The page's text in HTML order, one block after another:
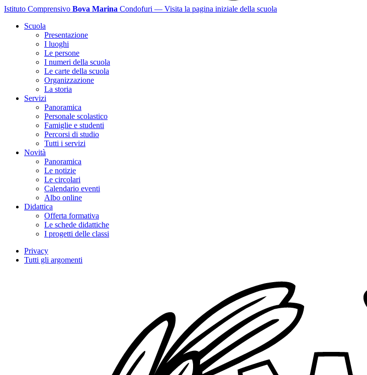
Istituto Comprensivo Bova Marina Condofuri — Visita la pagina iniziale della scuola
Scuola
Presentazione
I luoghi
Le persone
I numeri della scuola
Le carte della scuola
Organizzazione
La storia
Servizi
Panoramica
Personale scolastico
Famiglie e studenti
Percorsi di studio
Tutti i servizi
Novità
Panoramica
Le notizie
Le circolari
Calendario eventi
Albo online
Didattica
Offerta formativa
Le schede didattiche
I progetti delle classi
Privacy
Tutti gli argomenti